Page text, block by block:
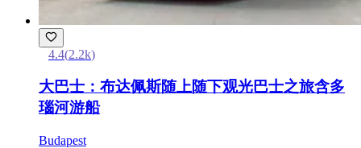
4.4(2.2k)
大巴士：布达佩斯随上随下观光巴士之旅含多
瑙河游船
Budapest